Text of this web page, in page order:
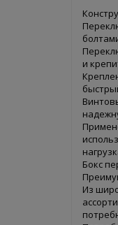
и
Бокс
Из